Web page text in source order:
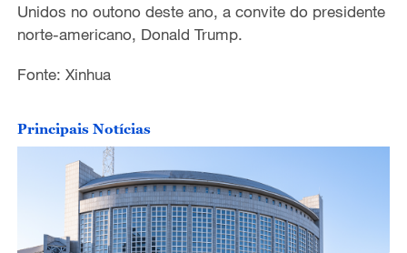
Unidos no outono deste ano, a convite do presidente
norte-americano, Donald Trump.
Fonte: Xinhua
Principais Notícias